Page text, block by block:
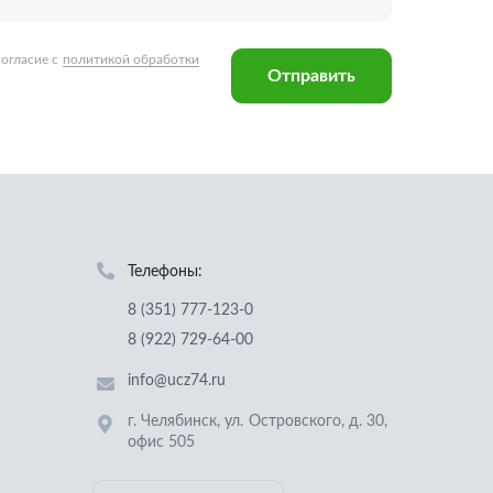
8 (351) 777-123-0
8 (922) 729-64-00
info@ucz74.ru
г. Челябинск
офис 505